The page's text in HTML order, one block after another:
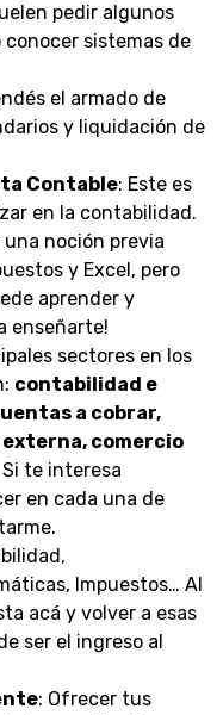
pedir algunos
sistemas de
el armado de
y liquidación de
Contable: Este es
en la contabilidad.
noción previa
y Excel, pero
aprender y
enseñarte!
sectores en los
contabilidad e
a cobrar,
comercio
Si te interesa
en cada una de
Impuestos… Al
acá y volver a esas
ser el ingreso al
: Ofrecer tus